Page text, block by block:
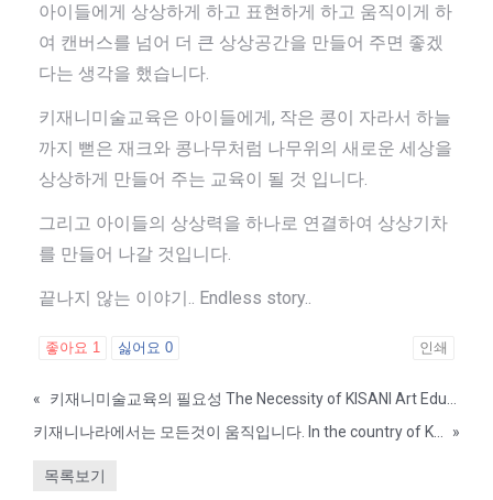
아이들에게 상상하게 하고 표현하게 하고 움직이게 하
여 캔버스를 넘어 더 큰 상상공간을 만들어 주면 좋겠
다는 생각을 했습니다.
키재니미술교육은 아이들에게, 작은 콩이 자라서 하늘
까지 뻗은 재크와 콩나무처럼 나무위의 새로운 세상을
상상하게 만들어 주는 교육이 될 것 입니다.
그리고 아이들의 상상력을 하나로 연결하여 상상기차
를 만들어 나갈 것입니다.
끝나지 않는 이야기.. Endless story..
좋아요 1 싫어요 0 인쇄
«
»
목록보기